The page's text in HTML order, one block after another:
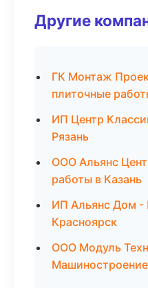
Другие
ГК Монтаж
плиточные
ИП Центр
Рязань
ООО Альянс
работы в Казань
ИП Альянс Дом -
Красноярск
ООО Модуль